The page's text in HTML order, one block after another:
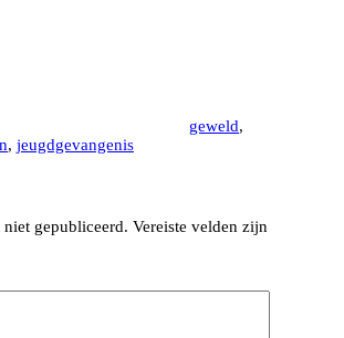
geweld,
, jeugdgevangenis
gepubliceerd. Vereiste velden zijn